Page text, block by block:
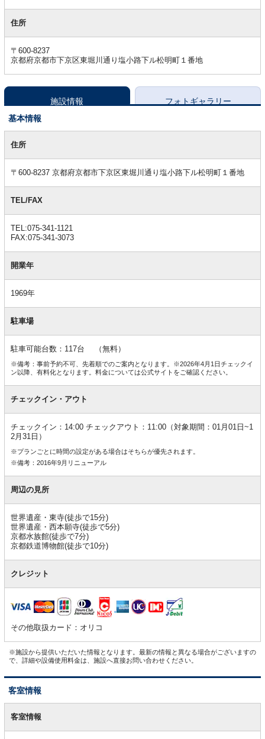
住所
〒600-8237
京都府京都市下京区東堀川通り塩小路下ル松明町１番地
施設情報
フォトギャラリー
基本情報
本住所
〒600-8237 京都府京都市下京区東堀川通り塩小路下ル松明町１番地
TEL/FAX
TEL:075-341-1121
FAX:075-341-3073
開業年
1969年
駐車場
駐車可能台数：117台 （無料）
※備考：事前予約不可、先着順でのご案内となります。※2026年4月1日チェックイ
ン以降、有料化となります。料金については公式サイトをご確認ください。
チェックイン・アウト
チェックイン：14:00 チェックアウト：11:00（対象期間：01月01日~1
2月31日）
※プランごとに時間の設定がある場合はそちらが優先されます。
※備考：2016年9月リニューアル
周辺の見所
世界遺産・東寺(徒歩で15分)
世界遺産・西本願寺(徒歩で5分)
京都水族館(徒歩で7分)
京都鉄道博物館(徒歩で10分)
クレジット
その他取扱カード：オリコ
※施設から提供いただいた情報となります。最新の情報と異なる場合がございますの
で、詳細や設備使用料金は、施設へ直接お問い合わせください。
客室情報
室客室情報